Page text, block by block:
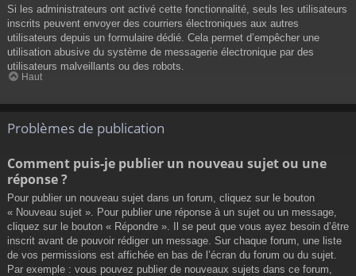
Si les administrateurs ont activé cette fonctionnalité, seuls les utilisateurs
inscrits peuvent envoyer des courriers électroniques aux autres
utilisateurs depuis un formulaire dédié. Cela permet d’empêcher une
utilisation abusive du système de messagerie électronique par des
utilisateurs malveillants ou des robots.
Haut
Problèmes de publication
Comment puis-je publier un nouveau sujet ou une
réponse ?
Pour publier un nouveau sujet dans un forum, cliquez sur le bouton
« Nouveau sujet ». Pour publier une réponse à un sujet ou un message,
cliquez sur le bouton « Répondre ». Il se peut que vous ayez besoin d’être
inscrit avant de pouvoir rédiger un message. Sur chaque forum, une liste
de vos permissions est affichée en bas de l’écran du forum ou du sujet.
Par exemple : vous pouvez publier de nouveaux sujets dans ce forum,